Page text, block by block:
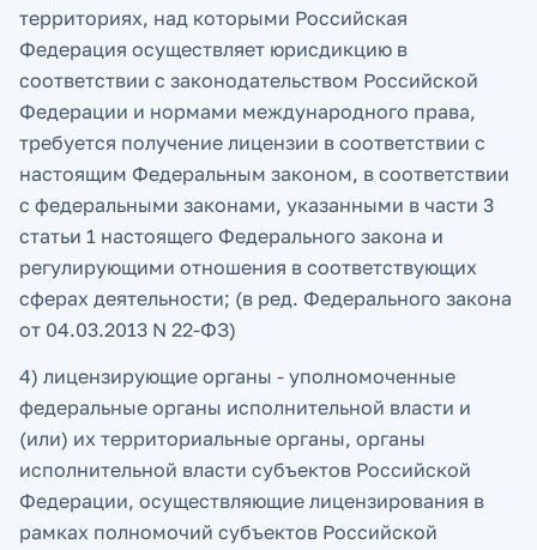
территориях, над которыми Российская
Федерация осуществляет юрисдикцию в
соответствии с законодательством Российской
Федерации и нормами международного права,
требуется получение лицензии в соответствии с
настоящим Федеральным законом, в соответствии
с федеральными законами, указанными в части 3
статьи 1 настоящего Федерального закона и
регулирующими отношения в соответствующих
сферах деятельности; (в ред. Федерального закона
от 04.03.2013 N 22-ФЗ)
4) лицензирующие органы - уполномоченные
федеральные органы исполнительной власти и
(или) их территориальные органы, органы
исполнительной власти субъектов Российской
Федерации, осуществляющие лицензирования в
рамках полномочий субъектов Российской